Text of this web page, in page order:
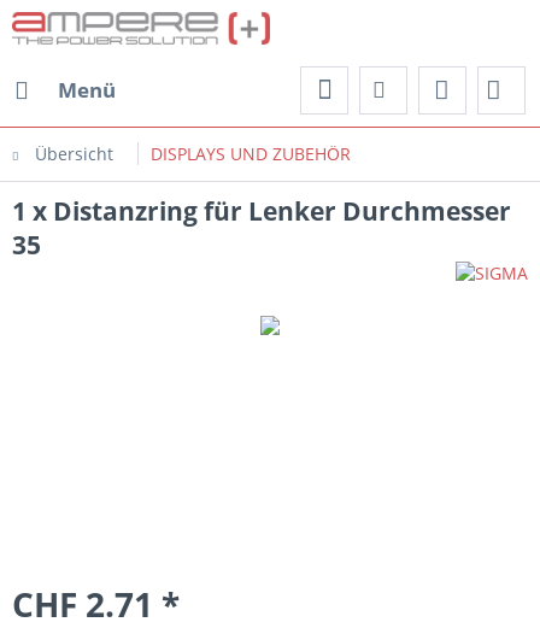
Menü
Übersicht DISPLAYS UND ZUBEHÖR
1 x Distanzring für Lenker Durchmesser
35
CHF 2.71 *